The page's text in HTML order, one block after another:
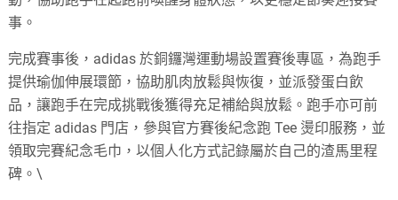
事。
完成賽事後，adidas 於銅鑼灣運動場設置賽後專區，為跑手
提供瑜伽伸展環節，協助肌肉放鬆與恢復，並派發蛋白飲
品，讓跑手在完成挑戰後獲得充足補給與放鬆。跑手亦可前
往指定 adidas 門店，參與官方賽後紀念跑 Tee 燙印服務，並
領取完賽紀念毛巾，以個人化方式記錄屬於自己的渣馬里程
碑。\